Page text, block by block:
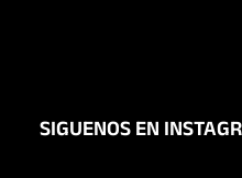
SIGUENOS EN